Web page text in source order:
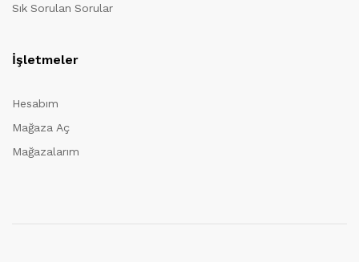
Sık Sorulan Sorular
İşletmeler
Hesabım
Mağaza Aç
Mağazalarım